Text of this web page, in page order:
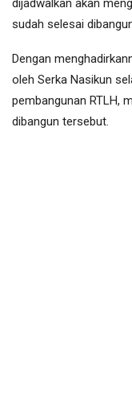
dijadwalkan akan
sudah selesai
Dengan
oleh Serka Nasikun
pembangunan RTLH,
dibangun tersebut.